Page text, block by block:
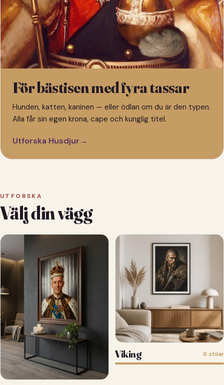
För bästisen med fyra tassar
Hunden, katten, kaninen — eller ödlan om du är den typen.
Alla får sin egen krona, cape och kunglig titel.
Utforska Husdjur→
UTFORSKA
Välj din vägg
Viking 6 stilar